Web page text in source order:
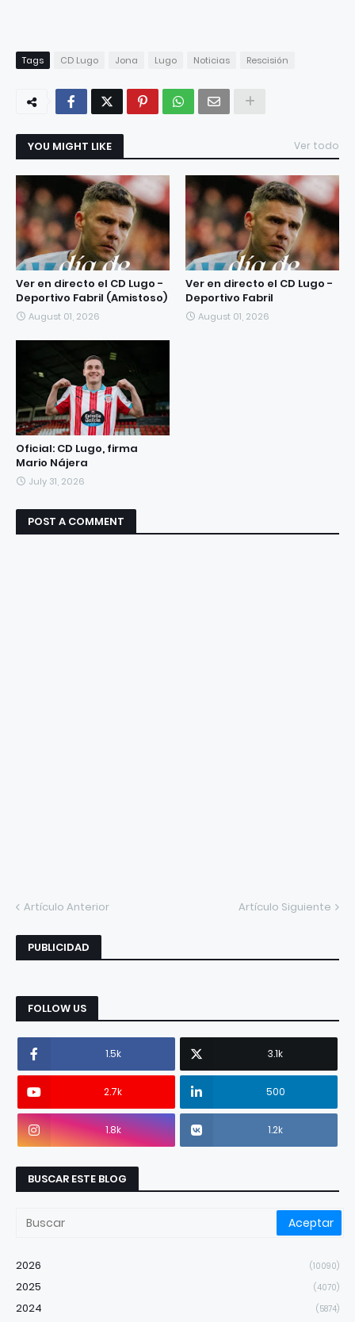
Tags CD Lugo Jona Lugo Noticias Rescisión
YOU MIGHT LIKE Ver todo
Ver en directo el CD Lugo -
Deportivo Fabril (Amistoso)
August 01, 2026
Ver en directo el CD Lugo -
Deportivo Fabril
August 01, 2026
Oficial: CD Lugo, firma
Mario Nájera
July 31, 2026
POST A COMMENT
Artículo Anterior Artículo Siguiente
PUBLICIDAD
FOLLOW US
1.5k 3.1k
2.7k 500
1.8k 1.2k
BUSCAR ESTE BLOG
2026 (10090)
2025 (4070)
2024 (5874)